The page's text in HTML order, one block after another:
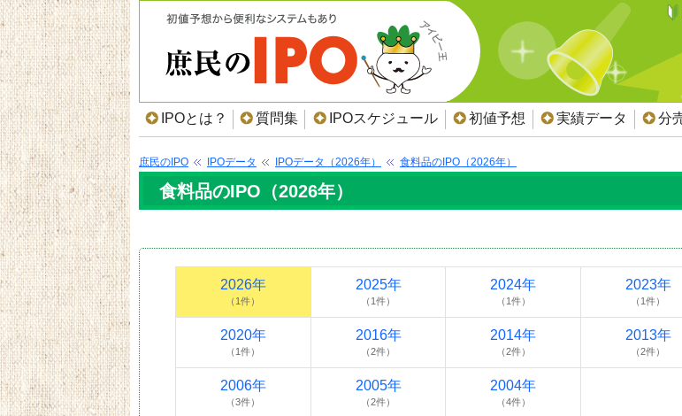
IPOとは？ 質問集 IPOスケジュール 初値予想 実績データ 分
庶民のIPO IPOデータ IPOデータ（2026年） 食料品のIPO（2026年）
食料品のIPO（2026年）
2026年
（1件）
2025年
（1件）
2024年
（1件）
2023年
（1件）
2020年
（1件）
2016年
（2件）
2014年
（2件）
2013年
（2件）
2006年
（3件）
2005年
（2件）
2004年
（4件）